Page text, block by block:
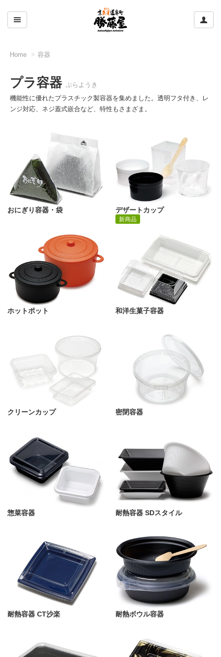
ここをクリックして左のメニューを開閉する
Home 容器
プラ容器 ぷらようき
機能性に優れたプラスチック製容器を集めました。透明フタ付き、レ
ンジ対応、ネジ蓋式嵌合など、特性もさまざま。
おにぎり容器・袋 デザートカップ
新商品
ホットポット 和洋生菓子容器
クリーンカップ 密閉容器
惣菜容器 耐熱容器 SDスタイル
耐熱容器 CT沙楽 耐熱ボウル容器